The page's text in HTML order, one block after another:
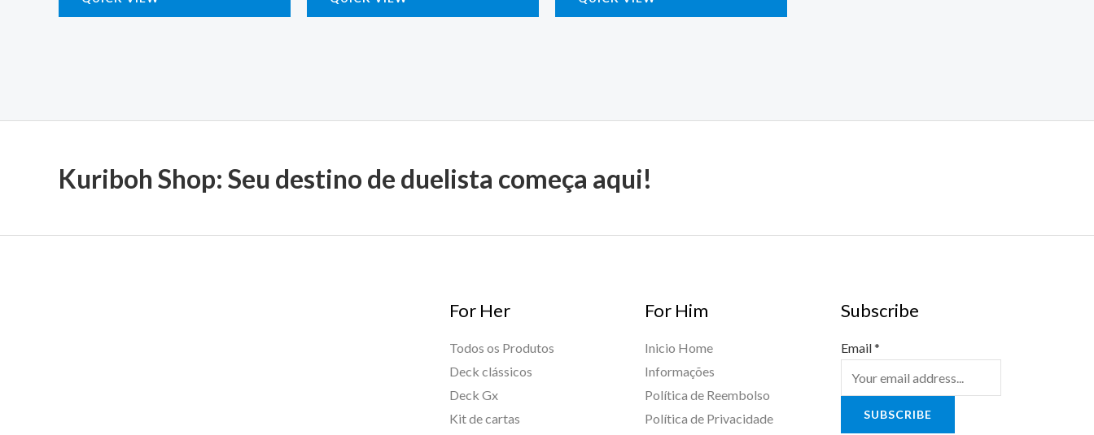
Kuriboh Shop: Seu destino de duelista começa aqui!
For Her
Todos os Produtos
Deck clássicos
Deck Gx
Kit de cartas
For Him
Inicio Home
Informações
Política de Reembolso
Política de Privacidade
Subscribe
Email*
SUBSCRIBE